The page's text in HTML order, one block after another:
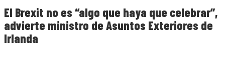
El Brexit no es “algo que haya que celebrar”,
advierte ministro de Asuntos Exteriores de
Irlanda